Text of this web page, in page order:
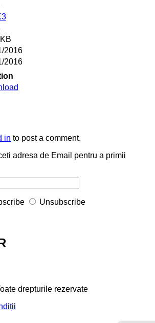
2016
2016
in to post a comment.
adresa de Email pentru a primii
Unsubscribe
drepturile rezervate